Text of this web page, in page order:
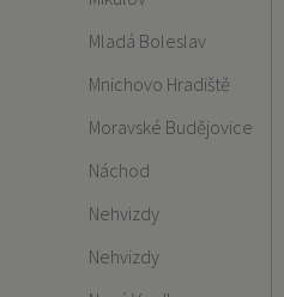
Mladá Boleslav
Mnichovo Hradiště
Moravské Budějovice
Náchod
Nehvizdy
Nehvizdy